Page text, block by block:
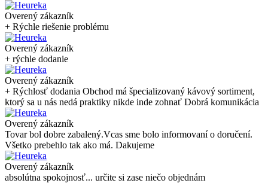
Overený zákazník
+ Rýchle riešenie problému
Overený zákazník
+ rýchle dodanie
Overený zákazník
+ Rýchlosť dodania Obchod má špecializovaný kávový sortiment,
ktorý sa u nás nedá praktiky nikde inde zohnať Dobrá komunikácia
Overený zákazník
Tovar bol dobre zabalený.Vcas sme bolo informovaní o doručení.
Všetko prebehlo tak ako má. Dakujeme
Overený zákazník
absolútna spokojnosť... určite si zase niečo objednám